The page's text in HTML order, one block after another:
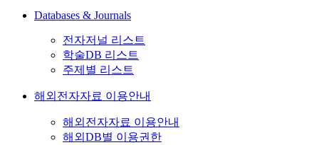
Databases & Journals
전자저널 리스트
학술DB 리스트
주제별 리스트
해외전자자료 이용안내
해외전자자료 이용안내
해외DB별 이용권한